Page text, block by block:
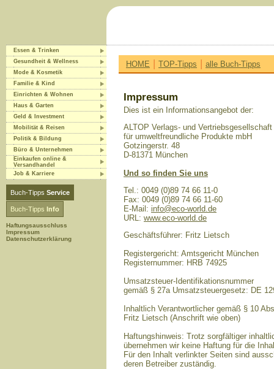
Essen & Trinken
Gesundheit & Wellness
Mode & Kosmetik
Familie & Kind
Einrichten & Wohnen
Haus & Garten
Geld & Investment
Mobilität & Reisen
Politik & Bildung
Büro & Unternehmen
Einkaufen online &
Versandhandel
Job & Karriere
Buch-Tipps Service
Buch-Tipps Info
Haftungsausschluss
Impressum
Datenschutzerklärung
HOME | TOP-Tipps | alle Buch-Tipps
Impressum
Dies ist ein Informationsangebot der:
ALTOP Verlags- und Vertriebsgesellschaft
für umweltfreundliche Produkte mbH
Gotzingerstr. 48
D-81371 München
Und so finden Sie uns
Tel.: 0049 (0)89 74 66 11-0
Fax: 0049 (0)89 74 66 11-60
E-Mail: info@eco-world.de
URL: www.eco-world.de
Geschäftsführer: Fritz Lietsch
Registergericht: Amtsgericht München
Registernummer: HRB 74925
Umsatzsteuer-Identifikationsnummer
gemäß § 27a Umsatzsteuergesetz: DE
Inhaltlich Verantwortlicher gemäß § 10
Fritz Lietsch (Anschrift wie oben)
Haftungshinweis: Trotz sorgfältiger
übernehmen wir keine Haftung für die
Für den Inhalt verlinkter Seiten sind
deren Betreiber zuständig.